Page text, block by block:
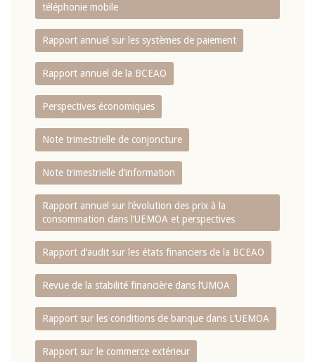
téléphonie mobile
Rapport annuel sur les systèmes de paiement
Rapport annuel de la BCEAO
Perspectives économiques
Note trimestrielle de conjoncture
Note trimestrielle d‘information
Rapport annuel sur l‘évolution des prix à la
consommation dans l‘UEMOA et perspectives
Rapport d‘audit sur les états financiers de la BCEAO
Revue de la stabilité financière dans l‘UMOA
Rapport sur les conditions de banque dans L‘UEMOA
Rapport sur le commerce extérieur